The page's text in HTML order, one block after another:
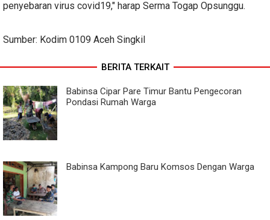
penyebaran virus covid19," harap Serma Togap Opsunggu.
Sumber: Kodim 0109 Aceh Singkil
BERITA TERKAIT
Babinsa Cipar Pare Timur Bantu Pengecoran
Pondasi Rumah Warga
Babinsa Kampong Baru Komsos Dengan Warga